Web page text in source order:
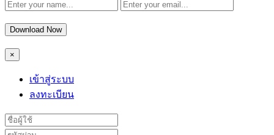
Download Now
×
เข้าสู่ระบบ
ลงทะเบียน